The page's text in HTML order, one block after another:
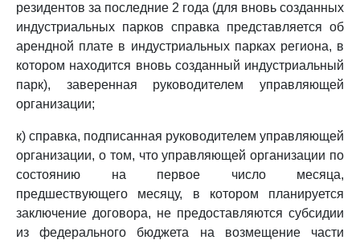
резидентов за последние 2 года (для вновь созданных
индустриальных парков справка представляется об
арендной плате в индустриальных парках региона, в
котором находится вновь созданный индустриальный
парк), заверенная руководителем управляющей
организации;
к) справка, подписанная руководителем управляющей
организации, о том, что управляющей организации по
состоянию на первое число месяца,
предшествующего месяцу, в котором планируется
заключение договора, не предоставляются субсидии
из федерального бюджета на возмещение части